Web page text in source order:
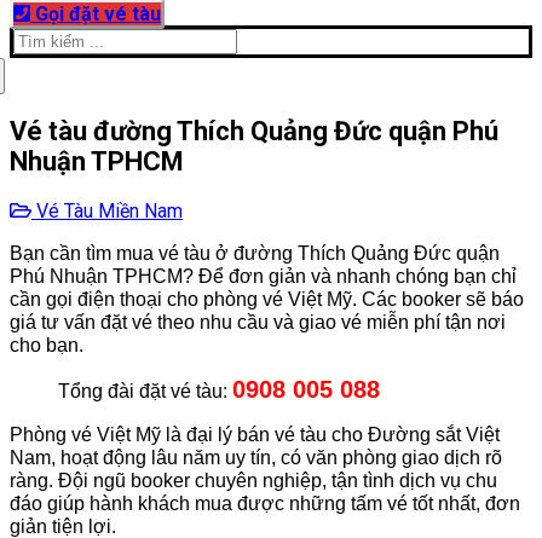
Gọi đặt vé tàu
Tìm
kiếm
Vé tàu đường Thích Quảng Đức quận Phú
Nhuận TPHCM
Vé Tàu Miền Nam
Bạn cần tìm mua vé tàu ở đường Thích Quảng Đức quận
Phú Nhuận TPHCM? Để đơn giản và nhanh chóng bạn chỉ
cần gọi điện thoại cho phòng vé Việt Mỹ. Các booker sẽ báo
giá tư vấn đặt vé theo nhu cầu và giao vé miễn phí tận nơi
cho bạn.
Tổng đài đặt vé tàu: 0908 005 088
Phòng vé Việt Mỹ là đại lý bán vé tàu cho Đường sắt Việt
Nam, hoạt động lâu năm uy tín, có văn phòng giao dịch rõ
ràng. Đội ngũ booker chuyên nghiệp, tận tình dịch vụ chu
đáo giúp hành khách mua được những tấm vé tốt nhất, đơn
giản tiện lợi.